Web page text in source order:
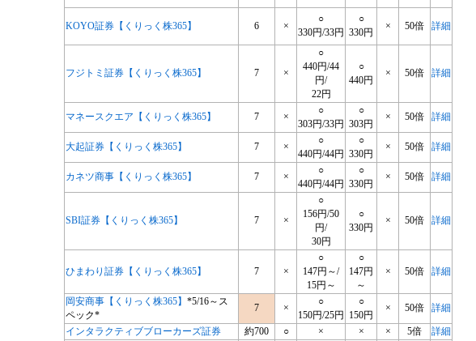
KOYO証券【くりっく株365】 6 ×
○
330円/33円
○
330円
× 50倍 詳細
フジトミ証券【くりっく株365】 7 ×
○
440円/44
円/
22円
○
440円
× 50倍 詳細
マネースクエア【くりっく株365】 7 ×
○
303円/33円
○
303円
× 50倍 詳細
大起証券【くりっく株365】 7 ×
○
440円/44円
○
330円
× 50倍 詳細
カネツ商事【くりっく株365】 7 ×
○
440円/44円
○
330円
× 50倍 詳細
SBI証券【くりっく株365】 7 ×
○
156円/50
円/
30円
○
330円
× 50倍 詳細
ひまわり証券【くりっく株365】 7 ×
○
147円～/
15円～
○
147円
～
× 50倍 詳細
岡安商事【くりっく株365】 *5/16～ス
ペック*
7 ×
○
150円/25円
○
150円
× 50倍 詳細
インタラクティブブローカーズ証券 約700 ○ × × × 5倍
詳細